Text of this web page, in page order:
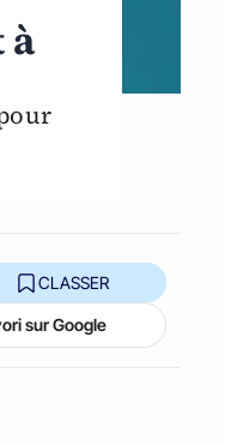
à
CLASSER
sur Google